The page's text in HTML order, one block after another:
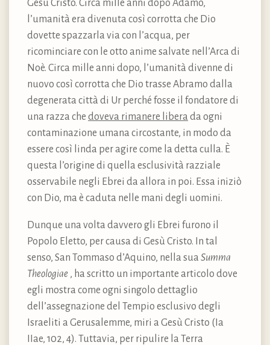
Gesù Cristo. Circa mille anni dopo Adamo,
l’umanità era divenuta così corrotta che Dio
dovette spazzarla via con l’acqua, per
ricominciare con le otto anime salvate nell’Arca di
Noè. Circa mille anni dopo, l’umanità divenne di
nuovo così corrotta che Dio trasse Abramo dalla
degenerata città di Ur perché fosse il fondatore di
una razza che doveva rimanere libera da ogni
contaminazione umana circostante, in modo da
essere così linda per agire come la detta culla. È
questa l’origine di quella esclusività razziale
osservabile negli Ebrei da allora in poi. Essa iniziò
con Dio, ma è caduta nelle mani degli uomini.
Dunque una volta davvero gli Ebrei furono il
Popolo Eletto, per causa di Gesù Cristo. In tal
senso, San Tommaso d’Aquino, nella sua Summa
Theologiae , ha scritto un importante articolo dove
egli mostra come ogni singolo dettaglio
dell’assegnazione del Tempio esclusivo degli
Israeliti a Gerusalemme, miri a Gesù Cristo (Ia
IIae, 102, 4). Tuttavia, per ripulire la Terra